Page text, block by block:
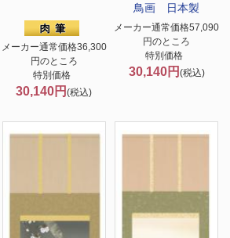
メーカー通常価格36,300
円のところ
特別価格
30,140円(税込)
鳥画 日本製
メーカー通常価格57,090
円のところ
特別価格
30,140円 (税込)